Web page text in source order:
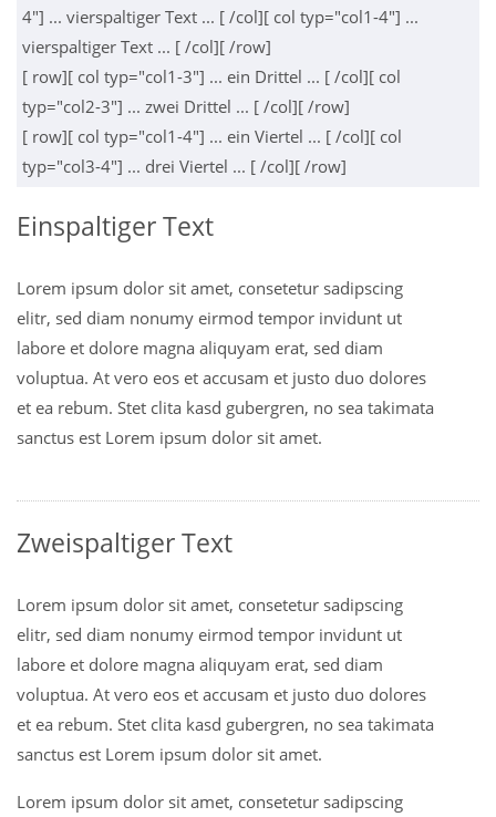
4"] ... vierspaltiger Text ... [ /col][ col typ="col1-4"] ...
vierspaltiger Text ... [ /col][ /row]
[ row][ col typ="col1-3"] ... ein Drittel ... [ /col][ col
typ="col2-3"] ... zwei Drittel ... [ /col][ /row]
[ row][ col typ="col1-4"] ... ein Viertel ... [ /col][ col
typ="col3-4"] ... drei Viertel ... [ /col][ /row]
Einspaltiger Text
Lorem ipsum dolor sit amet, consetetur sadipscing
elitr, sed diam nonumy eirmod tempor invidunt ut
labore et dolore magna aliquyam erat, sed diam
voluptua. At vero eos et accusam et justo duo dolores
et ea rebum. Stet clita kasd gubergren, no sea takimata
sanctus est Lorem ipsum dolor sit amet.
Zweispaltiger Text
Lorem ipsum dolor sit amet, consetetur sadipscing
elitr, sed diam nonumy eirmod tempor invidunt ut
labore et dolore magna aliquyam erat, sed diam
voluptua. At vero eos et accusam et justo duo dolores
et ea rebum. Stet clita kasd gubergren, no sea takimata
sanctus est Lorem ipsum dolor sit amet.
Lorem ipsum dolor sit amet, consetetur sadipscing